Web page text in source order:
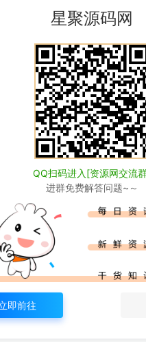
法用途。如有侵权，请联
，本站不贩卖任何资源
其真实性负责。
客发现请向站长举报
第一时间更新。
星聚源码网
QQ扫码进入[资源网交流
进群免费解答问题~～
即前往